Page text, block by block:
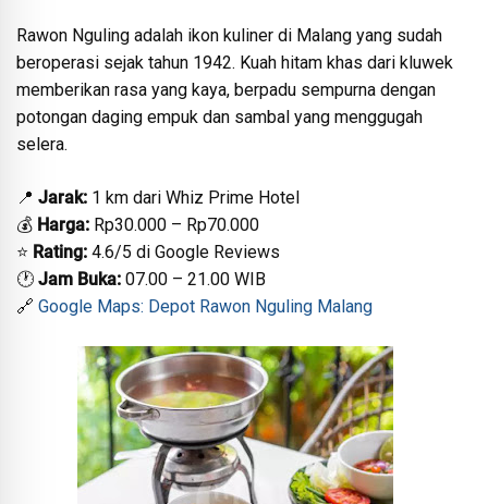
Rawon Nguling adalah ikon kuliner di Malang yang sudah
beroperasi sejak tahun 1942. Kuah hitam khas dari kluwek
memberikan rasa yang kaya, berpadu sempurna dengan
potongan daging empuk dan sambal yang menggugah
selera.
📍 Jarak: 1 km dari Whiz Prime Hotel
💰 Harga: Rp30.000 – Rp70.000
⭐ Rating: 4.6/5 di Google Reviews
🕐 Jam Buka: 07.00 – 21.00 WIB
🔗 Google Maps: Depot Rawon Nguling Malang